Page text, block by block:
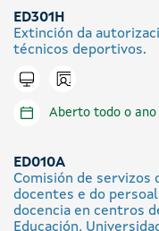
ED301H
Extinción da
técnicos deportivos.
Tramitar en liña
Icono presencial
Aberto todo o ano
ED010A
Comisión de servizos
docentes e do
docencia en centros
Educación,